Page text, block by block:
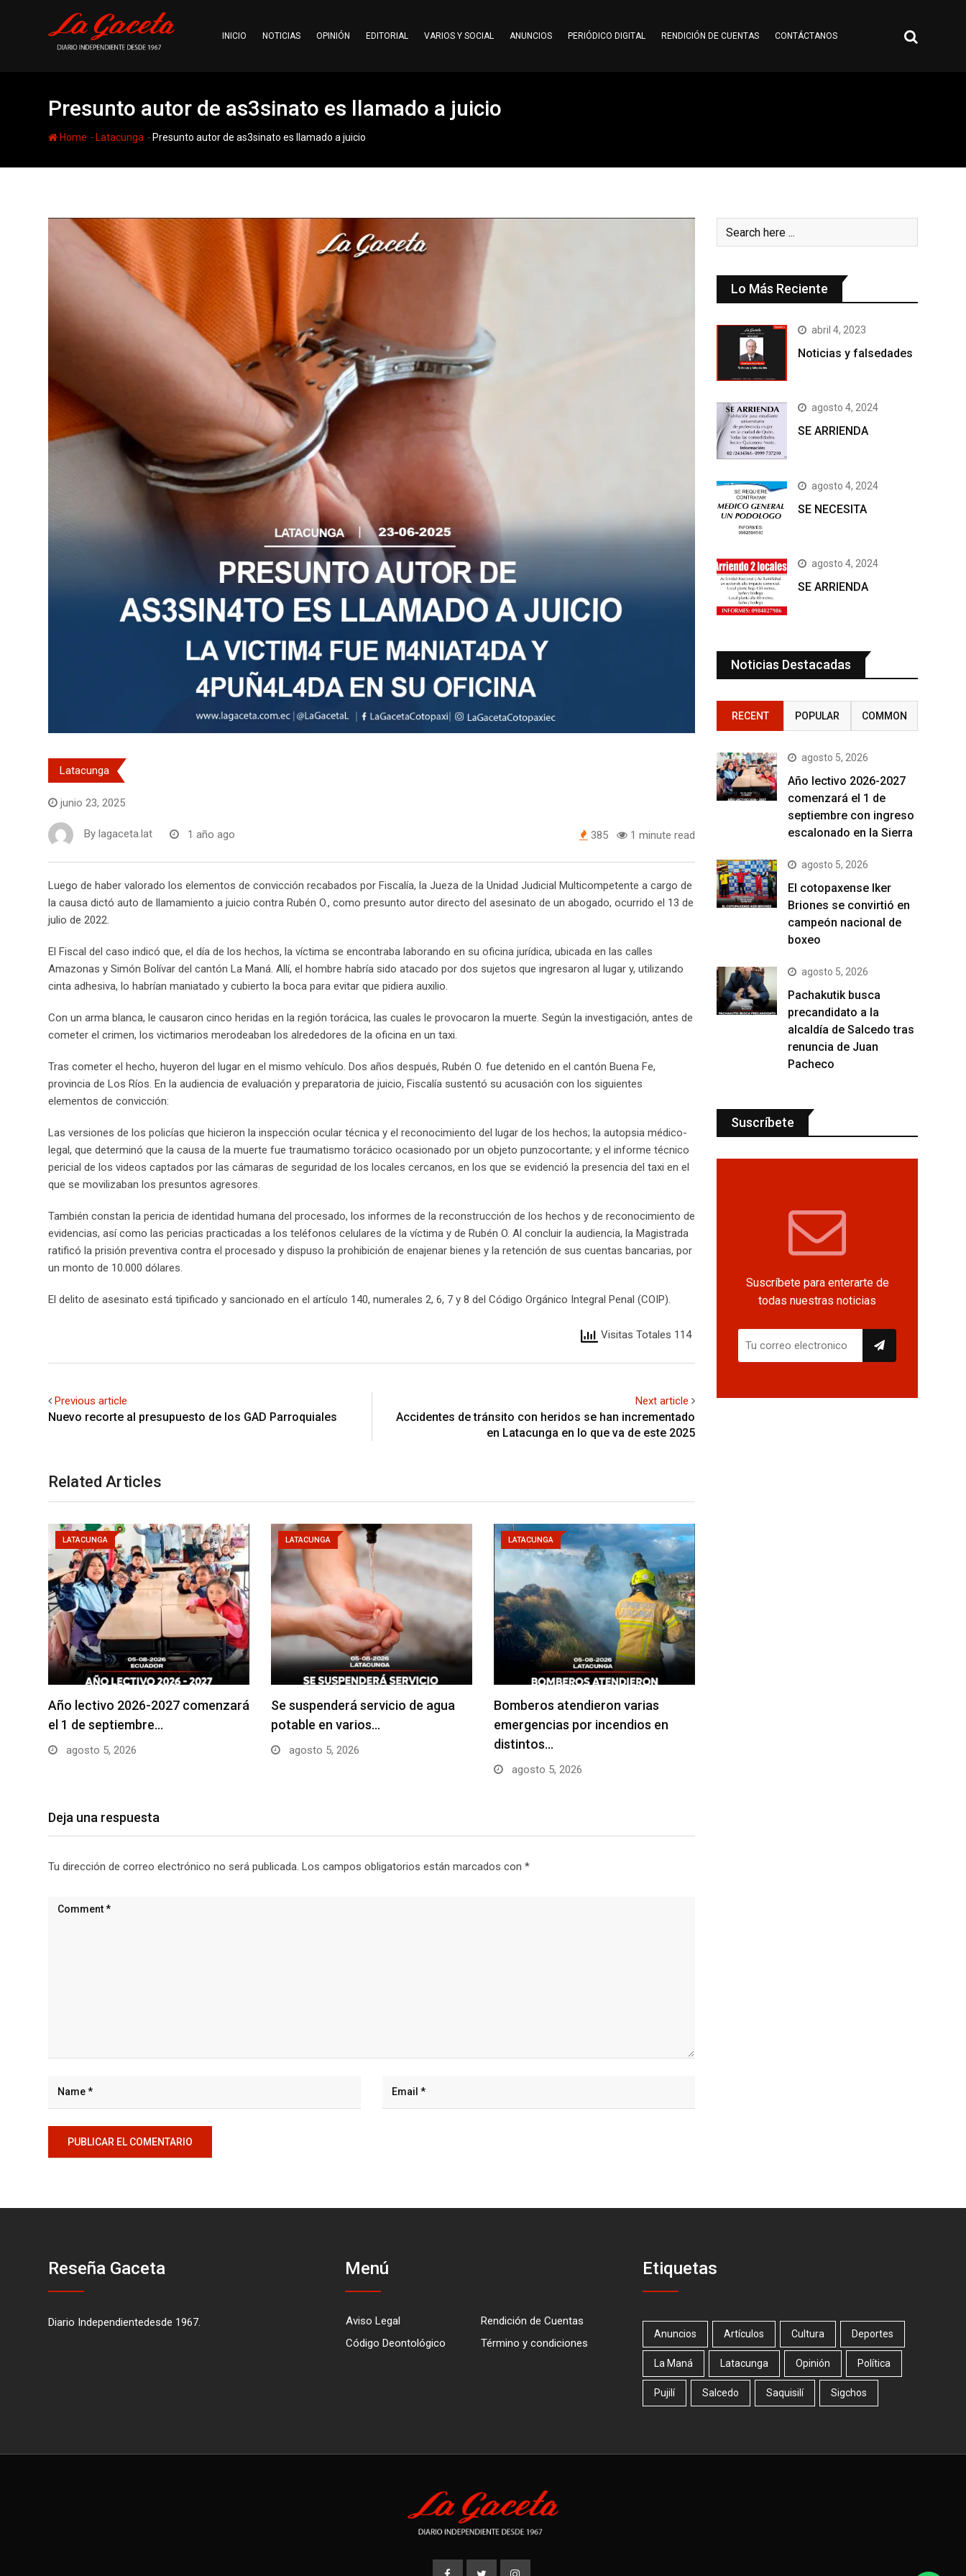
INICIO NOTICIAS OPINIÓN EDITORIAL VARIOS Y SOCIAL ANUNCIOS PERIÓDICO DIGITAL RENDICIÓN DE CUENTAS CONTÁCTANOS
Presunto autor de as3sinato es llamado a juicio
Home - Latacunga - Presunto autor de as3sinato es llamado a juicio
Latacunga
junio 23, 2025
By lagaceta.lat 1 año ago 385 1 minute read
Luego de haber valorado los elementos de convicción recabados por Fiscalía, la Jueza de la Unidad Judicial Multicompetente a cargo de
la causa dictó auto de llamamiento a juicio contra Rubén O., como presunto autor directo del asesinato de un abogado, ocurrido el 13 de
julio de 2022.
El Fiscal del caso indicó que, el día de los hechos, la víctima se encontraba laborando en su oficina jurídica, ubicada en las calles
Amazonas y Simón Bolívar del cantón La Maná. Allí, el hombre habría sido atacado por dos sujetos que ingresaron al lugar y, utilizando
cinta adhesiva, lo habrían maniatado y cubierto la boca para evitar que pidiera auxilio.
Con un arma blanca, le causaron cinco heridas en la región torácica, las cuales le provocaron la muerte. Según la investigación, antes de
cometer el crimen, los victimarios merodeaban los alrededores de la oficina en un taxi.
Tras cometer el hecho, huyeron del lugar en el mismo vehículo. Dos años después, Rubén O. fue detenido en el cantón Buena Fe,
provincia de Los Ríos. En la audiencia de evaluación y preparatoria de juicio, Fiscalía sustentó su acusación con los siguientes
elementos de convicción:
Las versiones de los policías que hicieron la inspección ocular técnica y el reconocimiento del lugar de los hechos; la autopsia médico-
legal, que determinó que la causa de la muerte fue traumatismo torácico ocasionado por un objeto punzocortante; y el informe técnico
pericial de los videos captados por las cámaras de seguridad de los locales cercanos, en los que se evidenció la presencia del taxi en el
que se movilizaban los presuntos agresores.
También constan la pericia de identidad humana del procesado, los informes de la reconstrucción de los hechos y de reconocimiento de
evidencias, así como las pericias practicadas a los teléfonos celulares de la víctima y de Rubén O. Al concluir la audiencia, la Magistrada
ratificó la prisión preventiva contra el procesado y dispuso la prohibición de enajenar bienes y la retención de sus cuentas bancarias, por
un monto de 10.000 dólares.
El delito de asesinato está tipificado y sancionado en el artículo 140, numerales 2, 6, 7 y 8 del Código Orgánico Integral Penal (COIP).
Visitas Totales 114
Previous article
Nuevo recorte al presupuesto de los GAD Parroquiales
Next article
Accidentes de tránsito con heridos se han incrementado
en Latacunga en lo que va de este 2025
Related Articles
LATACUNGA
Año lectivo 2026-2027 comenzará
el 1 de septiembre…
agosto 5, 2026
LATACUNGA
Se suspenderá servicio de agua
potable en varios…
agosto 5, 2026
LATACUNGA
Bomberos atendieron varias
emergencias por incendios en
distintos…
agosto 5, 2026
Deja una respuesta
Tu dirección de correo electrónico no será publicada. Los campos obligatorios están marcados con *
Lo Más Reciente
abril 4, 2023
Noticias y falsedades
agosto 4, 2024
SE ARRIENDA
agosto 4, 2024
SE NECESITA
agosto 4, 2024
SE ARRIENDA
Noticias Destacadas
RECENT POPULAR COMMON
agosto 5, 2026
Año lectivo 2026-2027
comenzará el 1 de
septiembre con ingreso
escalonado en la Sierra
agosto 5, 2026
El cotopaxense Iker
Briones se convirtió en
campeón nacional de
boxeo
agosto 5, 2026
Pachakutik busca
precandidato a la
alcaldía de Salcedo tras
renuncia de Juan
Pacheco
Suscríbete
Suscríbete para enterarte de
todas nuestras noticias
Reseña Gaceta
Diario Independientedesde 1967.
Menú
Aviso Legal
Rendición de Cuentas
Código Deontológico
Término y condiciones
Etiquetas
Anuncios Artículos Cultura Deportes
La Maná Latacunga Opinión Política
Pujilí Salcedo Saquisilí Sigchos